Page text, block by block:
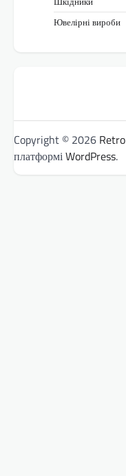
Ювелірні вироби
Copyright © 2026 Retro
платформіWordPress.